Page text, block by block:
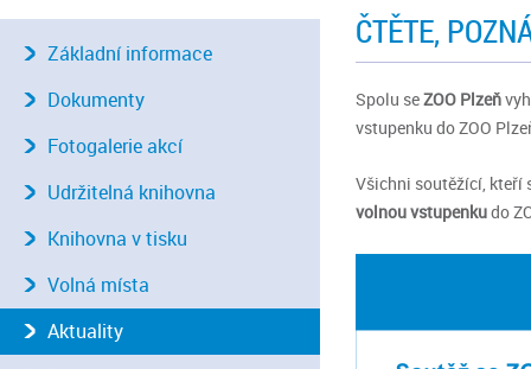
ČTĚTE,
Spolu seZOO Plzeň
vstupenku do ZOO
Všichni soutěžící, kteří
volnou vstupenkudo
Základní informace
Dokumenty
Fotogalerie akcí
Udržitelná knihovna
Knihovna v tisku
Volná místa
Aktuality